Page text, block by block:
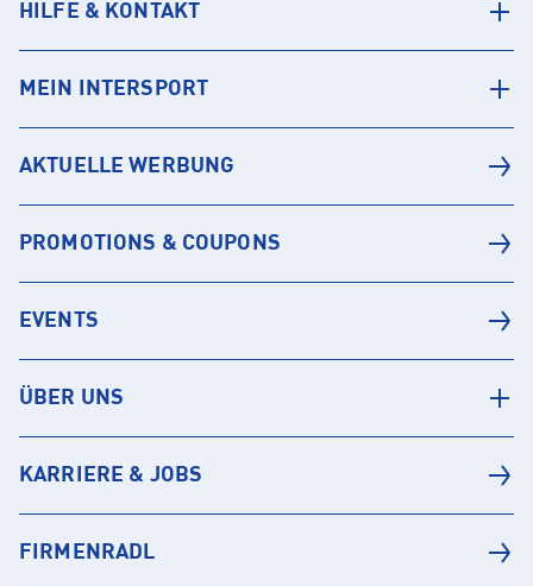
HILFE & KONTAKT
MEIN INTERSPORT
AKTUELLE WERBUNG
PROMOTIONS & COUPONS
EVENTS
ÜBER UNS
KARRIERE & JOBS
FIRMENRADL